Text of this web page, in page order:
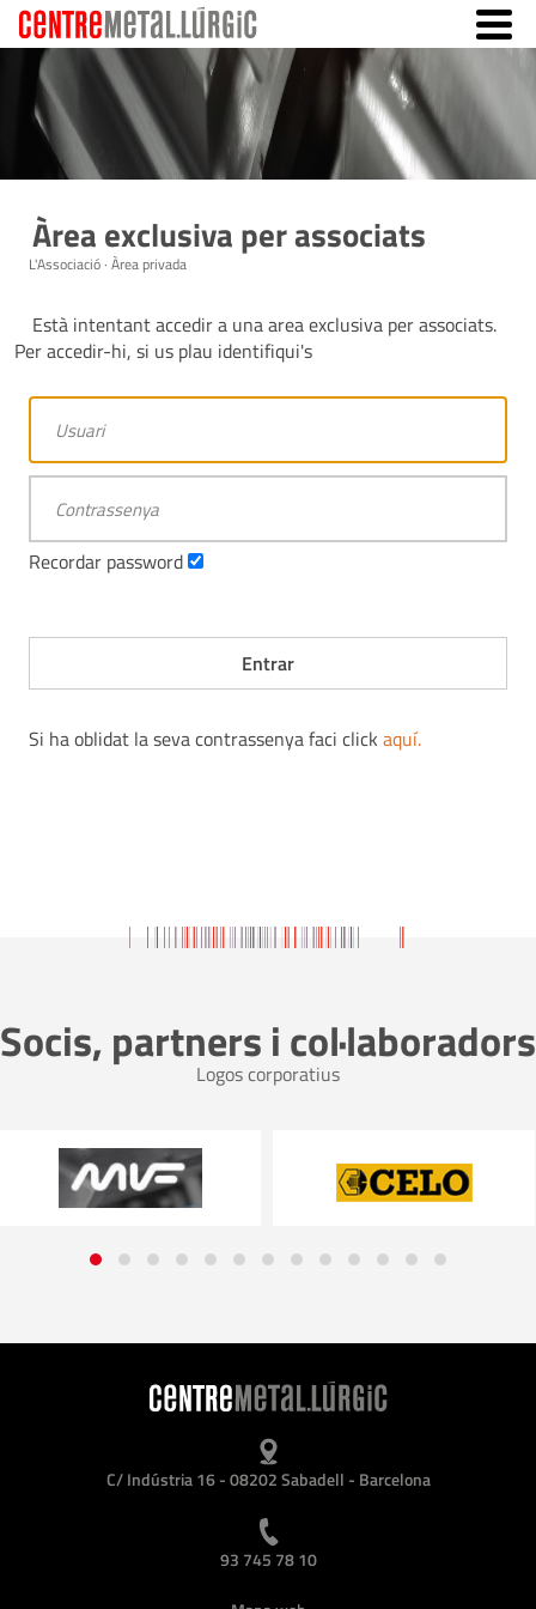
Àrea exclusiva per associats
L'Associació · Àrea privada
Està intentant accedir a una area exclusiva per associats.
Per accedir-hi, si us plau identifiqui's
Recordar password
Si ha oblidat la seva contrassenya faci click aquí.
Socis, partners i col·laboradors
Logos corporatius
C/ Indústria 16 - 08202 Sabadell - Barcelona
93 745 78 10